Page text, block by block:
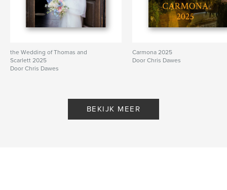
the Wedding of Thomas and
Scarlett 2025
Door Chris Dawes
Carmona 2025
Door Chris Dawes
BEKIJK MEER